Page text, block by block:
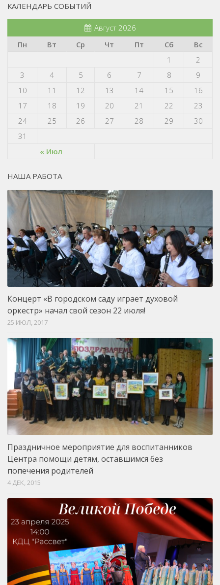
КАЛЕНДАРЬ СОБЫТИЙ
Август 2026
Пн
Вт Ср Чт Пт Сб Вс
« Июл
1
2
3
4 5 6 7 8
9
10
11 12 13 14 15
16
17
18 19 20 21 22
23
24
25 26 27 28 29
30
31
НАША РАБОТА
Концерт «В городском саду играет духовой
оркестр» начал свой сезон 22 июля!
25 ИЮЛ, 2017
Праздничное мероприятие для воспитанников
Центра помощи детям, оставшимся без
попечения родителей
4 ДЕК, 2015